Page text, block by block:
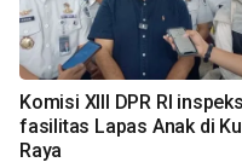
Komisi XIII DPR RI
fasilitas Lapas Anak di
Raya